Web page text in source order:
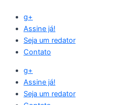
para
conteúdo
g+
Assine já!
Seja um redator
Contato
g+
Assine já!
Seja um redator